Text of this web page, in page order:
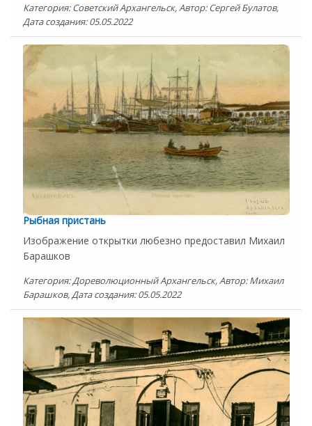
Категория: Советский Архангельск, Автор: Сергей Булатов,
Дата создания: 05.05.2022
Рыбная пристань
Изображение открытки любезно предоставил Михаил
Барашков
Категория: Дореволюционный Архангельск, Автор: Михаил
Барашков, Дата создания: 05.05.2022